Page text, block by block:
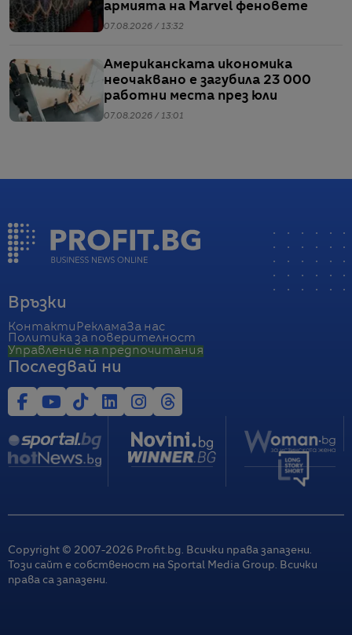
армията на Marvel феновете
07.08.2026 / 13:32
Американската икономика
неочаквано е загубила 23 000
работни места през юли
07.08.2026 / 13:01
Връзки
Контакти РекламаЗа нас
Политика за поверителност
Управление на предпочитания
Последвай ни
Copyright © 2007-2026 Profit.bg. Всички права запазени.
Този сайт е собственост на Sportal Media Group. Всички
права са запазени.